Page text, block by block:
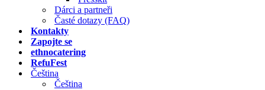
Dárci a partneři
Časté dotazy (FAQ)
Kontakty
Zapojte se
ethnocatering
RefuFest
Čeština
Čeština